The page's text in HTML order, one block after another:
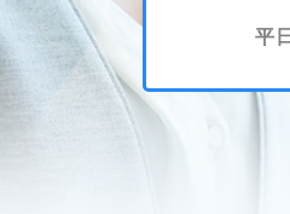
平